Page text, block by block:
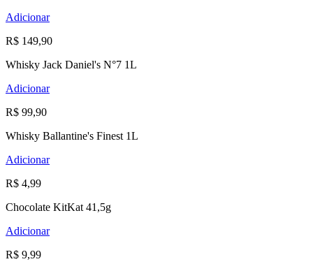
Adicionar
R$ 149,90
Whisky Jack Daniel's N°7 1L
Adicionar
R$ 99,90
Whisky Ballantine's Finest 1L
Adicionar
R$ 4,99
Chocolate KitKat 41,5g
Adicionar
R$ 9,99